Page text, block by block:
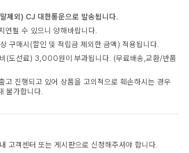
제외) CJ 대한통운으로 발송됩니다.
연될 수 있으니 양해바랍니다.
구매시(할인 및 적립금 제외한 금액) 적용됩니다.
(도선료) 3,000원이 부과됩니다. (무료배송,교환/반품
고 진행되고 있어 상품을 고의적으로 훼손하시는 경우
불가합니다.
고객센터 또는 게시판으로 신청해주셔야 합니다.